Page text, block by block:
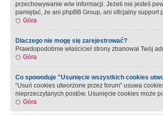
przechowywanie w/w informacji. Jeżeli nie jesteś
pamiętać, że ani phpBB Group, ani oficjalny
Góra
Dlaczego nie mogę się zarejestrować?
Prawdopodobnie właściciel strony zbanował Twój
Góra
Co spowoduje "Usunięcie wszystkich cookies
“Usuń cookies utworzone przez forum” usuwa
nieprzeczytanych postów. Usunięcie cookies może
Góra